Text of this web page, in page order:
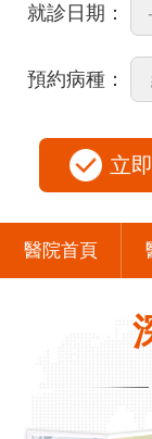
就診日期：
預約病種：
立
醫院首頁